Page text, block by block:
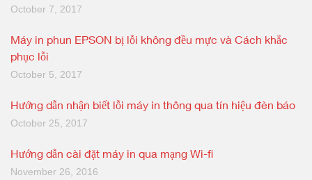
October 7, 2017
Máy in phun EPSON bị lỗi không đều mực và Cách khắc
phục lỗi
October 5, 2017
Hướng dẫn nhận biết lỗi máy in thông qua tín hiệu đèn báo
October 25, 2017
Hướng dẫn cài đặt máy in qua mạng Wi-fi
November 26, 2016